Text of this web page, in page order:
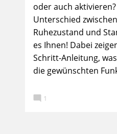
oder auch
Unterschied
Ruhezustand und
es Ihnen! Dabei
Schritt-Anleitung,
die gewünschten
 1